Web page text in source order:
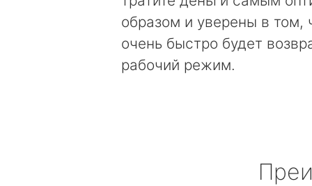
образом и уверены в том,
очень быстро будет
рабочий режим.